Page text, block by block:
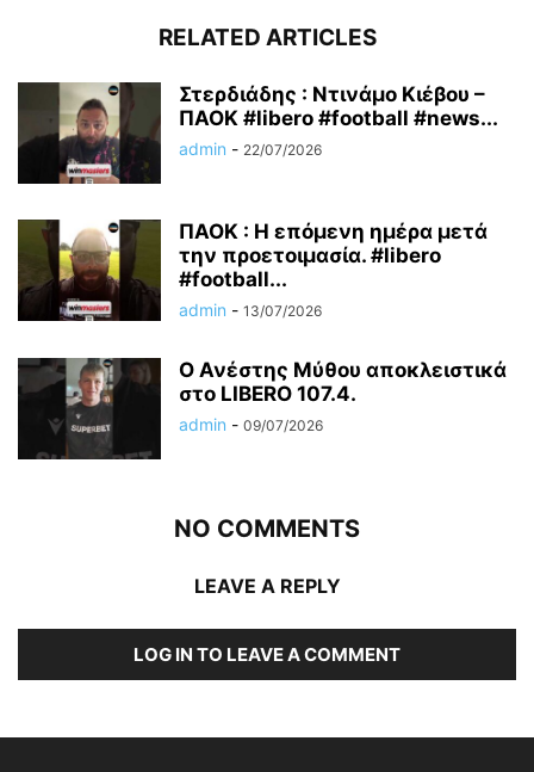
RELATED ARTICLES
Στερδιάδης : Ντινάμο Κιέβου –
ΠΑΟΚ #libero #football #news...
admin - 22/07/2026
ΠΑΟΚ : Η επόμενη ημέρα μετά
την προετοιμασία. #libero
#football...
admin - 13/07/2026
Ο Ανέστης Μύθου αποκλειστικά
στο LIBERO 107.4.
admin - 09/07/2026
NO COMMENTS
LEAVE A REPLY
LOG IN TO LEAVE A COMMENT